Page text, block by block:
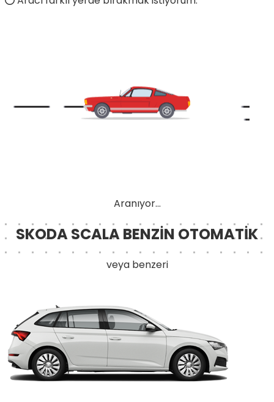
Aranıyor...
SKODA SCALA BENZİN OTOMATİK
veya benzeri